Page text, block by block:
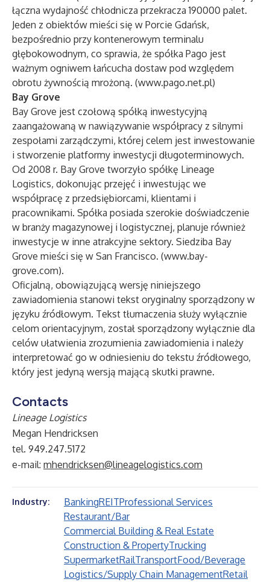
łączna wydajność chłodnicza przekracza 190000 palet.
Jeden z obiektów mieści się w Porcie Gdańsk,
bezpośrednio przy kontenerowym terminalu
głębokowodnym, co sprawia, że spółka Pago jest
ważnym ogniwem łańcucha dostaw pod względem
obrotu żywnością mrożoną. (www.pago.net.pl)
Bay Grove
Bay Grove jest czołową spółką inwestycyjną
zaangażowaną w nawiązywanie współpracy z silnymi
zespołami zarządczymi, której celem jest inwestowanie
i stworzenie platformy inwestycji długoterminowych.
Od 2008 r. Bay Grove tworzyło spółkę Lineage
Logistics, dokonując przejęć i inwestując we
współpracę z przedsiębiorcami, klientami i
pracownikami. Spółka posiada szerokie doświadczenie
w branży magazynowej i logistycznej, planuje również
inwestycje w inne atrakcyjne sektory. Siedziba Bay
Grove mieści się w San Francisco. (www.bay-
grove.com).
Oficjalną, obowiązującą wersję niniejszego
zawiadomienia stanowi tekst oryginalny sporządzony w
języku źródłowym. Tekst tłumaczenia służy wyłącznie
celom orientacyjnym, został sporządzony wyłącznie dla
celów ułatwienia zrozumienia zawiadomienia i należy
interpretować go w odniesieniu do tekstu źródłowego,
który jest jedyną wersją mającą skutki prawne.
Contacts
Lineage Logistics
Megan Hendricksen
tel. 949.247.5172
e-mail: mhendricksen@lineagelogistics.com
Industry: BankingREITProfessional Services
Restaurant/Bar
Commercial Building & Real Estate
Construction & PropertyTrucking
SupermarketRailTransportFood/Beverage
Logistics/Supply Chain ManagementRetail